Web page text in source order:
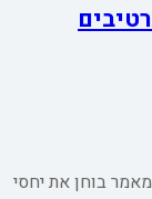
בוחן את יחסי